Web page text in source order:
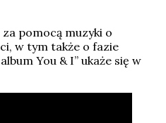
pomocą muzyki o
w tym także o fazie
You & I” ukaże się w